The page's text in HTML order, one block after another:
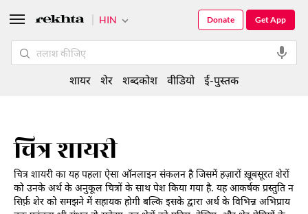
चित्र शायरी
चित्र शायरी का यह पहला ऐसा ऑनलाइन संकलन है जिसमें हज़ारों ख़ूबसूरत शेरों
को उनके अर्थ के अनुकूल चित्रों के साथ पेश किया गया है. यह आकर्षक प्रस्तुति न
सिर्फ़ शेर को समझने में सहायक होगी बल्कि इसके द्वारा अर्थ के विभिन्न अभिप्राय
HIN Get App
Donate
शायर शेर शब्दकोश वीडियो ई-पुस्तक